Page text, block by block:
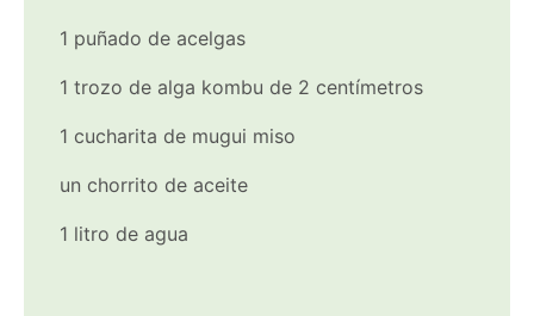
1 puñado de acelgas
1 trozo de alga kombu de 2 centímetros
1 cucharita de mugui miso
un chorrito de aceite
1 litro de agua